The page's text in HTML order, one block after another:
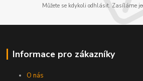
Můžete se kdykoli odhlásit. Zasíláme
Informace pro zákazníky
O nás